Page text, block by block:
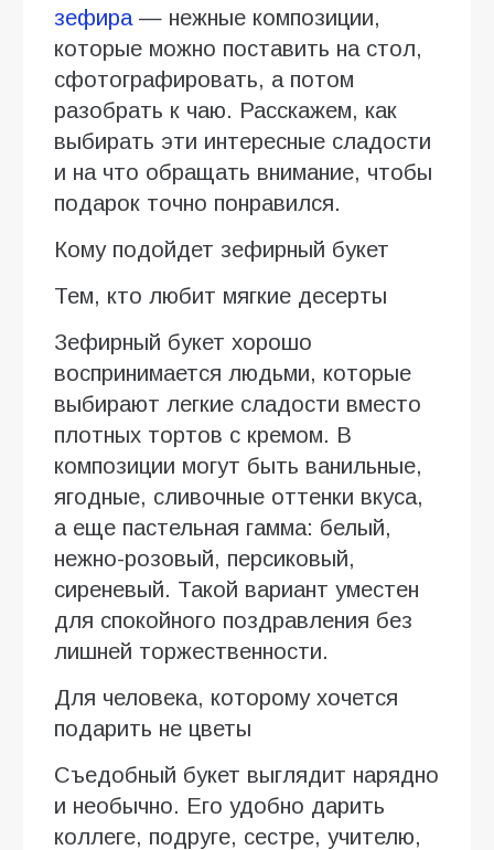
зефира— нежные композиции,
которые можно поставить на стол,
сфотографировать, а потом
разобрать к чаю. Расскажем, как
выбирать эти интересные сладости
и на что обращать внимание, чтобы
подарок точно понравился.
Кому подойдет зефирный букет
Тем, кто любит мягкие десерты
Зефирный букет хорошо
воспринимается людьми, которые
выбирают легкие сладости вместо
плотных тортов с кремом. В
композиции могут быть ванильные,
ягодные, сливочные оттенки вкуса,
а еще пастельная гамма: белый,
нежно-розовый, персиковый,
сиреневый. Такой вариант уместен
для спокойного поздравления без
лишней торжественности.
Для человека, которому хочется
подарить не цветы
Съедобный букет выглядит нарядно
и необычно. Его удобно дарить
коллеге, подруге, сестре, учителю,